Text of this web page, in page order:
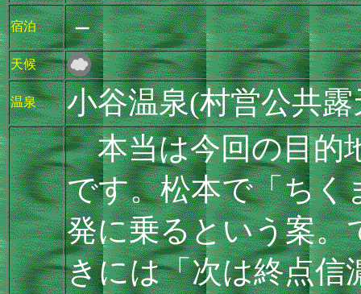
宿泊 －
天候
温泉 小谷温泉(村営公共
本当は今回の目的
です。松本で「ちく
発に乗るという案。
きには「次は終点信